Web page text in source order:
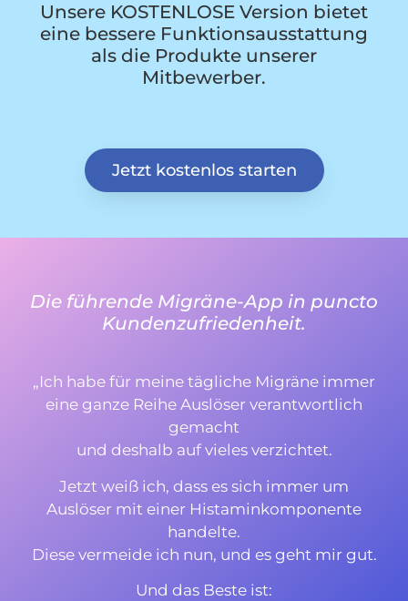
Unsere KOSTENLOSE Version bietet
eine bessere Funktionsausstattung
als die Produkte unserer
Mitbewerber.
Jetzt kostenlos starten
Die führende Migräne-App in puncto
Kundenzufriedenheit.
„Ich habe für meine tägliche Migräne immer
eine ganze Reihe Auslöser verantwortlich
gemacht
und deshalb auf vieles verzichtet.
Jetzt weiß ich, dass es sich immer um
Auslöser mit einer Histaminkomponente
handelte.
Diese vermeide ich nun, und es geht mir gut.
Und das Beste ist: